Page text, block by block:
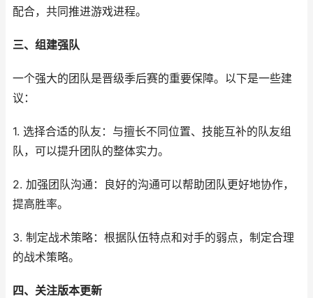
配合，共同推进游戏进程。
三、组建强队
一个强大的团队是晋级季后赛的重要保障。以下是一些建
议：
1. 选择合适的队友：与擅长不同位置、技能互补的队友组
队，可以提升团队的整体实力。
2. 加强团队沟通：良好的沟通可以帮助团队更好地协作，
提高胜率。
3. 制定战术策略：根据队伍特点和对手的弱点，制定合理
的战术策略。
四、关注版本更新